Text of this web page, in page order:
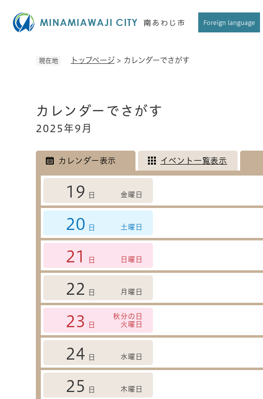
Foreign language
現在地 トップページ > カレンダーでさがす
文
カレンダーでさがす
2025年9月
カレンダー表示 イベント一覧表示
19 日 金曜日
20 日 土曜日
21 日 日曜日
22 日 月曜日
23 日
秋分の日
火曜日
24 日 水曜日
25 日 木曜日